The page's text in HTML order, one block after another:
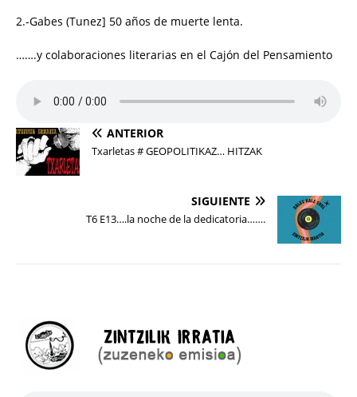
2.-Gabes (Tunez] 50 años de muerte lenta.
…….y colaboraciones literarias en el Cajón del Pensamiento
ANTERIOR
Txarletas # GEOPOLITIKAZ… HITZAK
SIGUIENTE
T6 E13….la noche de la dedicatoria…….